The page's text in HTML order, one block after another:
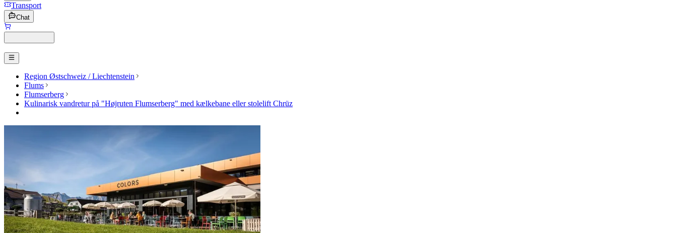
Transport
Chat
Region Østschweiz / Liechtenstein
Flums
Flumserberg
Kulinarisk vandretur på "Højruten Flumserberg" med kælkebane eller stolelift Chrüz